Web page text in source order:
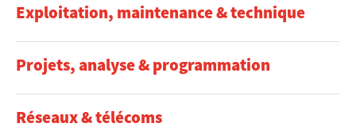
Exploitation, maintenance & technique
Projets, analyse & programmation
Réseaux & télécoms